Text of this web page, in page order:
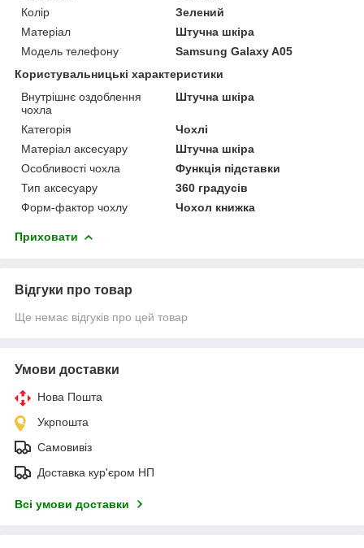
Колір
Зелений
Матеріал
Штучна шкіра
Модель телефону
Samsung Galaxy A05
Користувальницькі характеристики
Внутрішнє оздоблення
чохла
Штучна шкіра
Категорія
Чохлі
Матеріал аксесуару
Штучна шкіра
Особливості чохла
Функція підставки
Тип аксесуару
360 градусів
Форм-фактор чохлу
Чохол книжка
Приховати
Відгуки про товар
Ще немає відгуків про цей товар
Умови доставки
Нова Пошта
Укрпошта
Самовивіз
Доставка кур'єром НП
Всі умови доставки